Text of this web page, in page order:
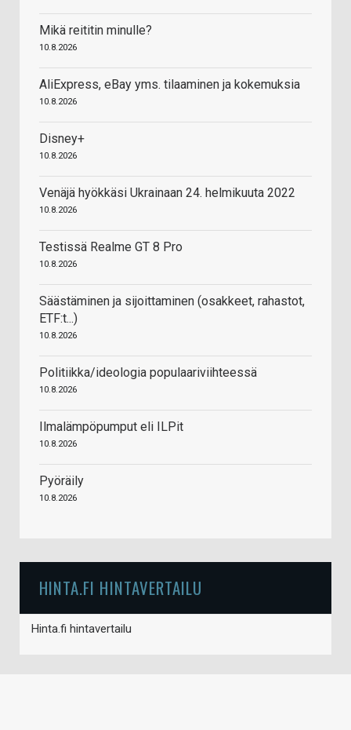
Mikä reititin minulle?
10.8.2026
AliExpress, eBay yms. tilaaminen ja kokemuksia
10.8.2026
Disney+
10.8.2026
Venäjä hyökkäsi Ukrainaan 24. helmikuuta 2022
10.8.2026
Testissä Realme GT 8 Pro
10.8.2026
Säästäminen ja sijoittaminen (osakkeet, rahastot,
ETF:t...)
10.8.2026
Politiikka/ideologia populaariviihteessä
10.8.2026
Ilmalämpöpumput eli ILPit
10.8.2026
Pyöräily
10.8.2026
HINTA.FI HINTAVERTAILU
Hinta.fi hintavertailu